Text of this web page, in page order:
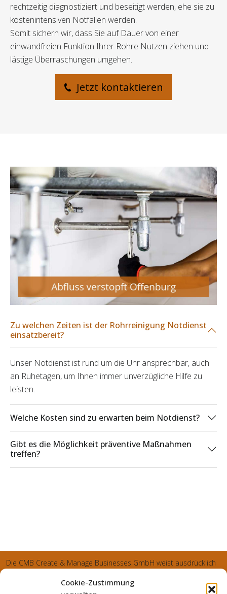
Cookie-Zustimmung
rechtzeitig diagnostiziert und beseitigt werden, ehe sie zu
kostenintensiven Notfällen werden.
Somit sichern wir, dass Sie auf Dauer von einer
einwandfreien Funktion Ihrer Rohre Nutzen ziehen und
lästige Überraschungen umgehen.
Jetzt kontaktieren
Zu welchen Zeiten ist der Rohrreinigung Notdienst
einsatzbereit?
Unser Notdienst ist rund um die Uhr ansprechbar, auch
an Ruhetagen, um Ihnen immer unverzügliche Hilfe zu
leisten.
Welche Kosten sind zu erwarten beim Notdienst?
Gibt es die Möglichkeit präventive Maßnahmen
treffen?
Die CMB Create & Manage Businesses GmbH weist ausdrücklich
und sämtliche generierte Aufträge an die SecuPart GmbH